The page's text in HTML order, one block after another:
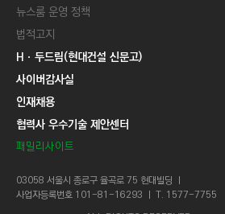
뉴스룸 운영 정책
법적고지
Hㆍ두드림(현대건설 신문고)
사이버감사실
인재채용
협력사 우수기술 제안센터
패밀리사이트
03058 서울시 종로구 율곡로 75 현대빌딩 ㅣ
사업자등록번호 101-81-16293 ㅣ T. 1577-7755